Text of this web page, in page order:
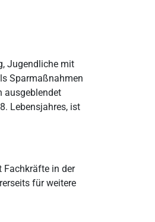
Jugendliche mit
Sparmaßnahmen
ausgeblendet
Lebensjahres, ist
Fachkräfte in der
für weitere